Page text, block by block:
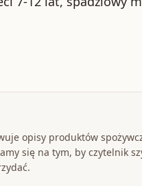
opisy produktów
się na tym, by czytelnik